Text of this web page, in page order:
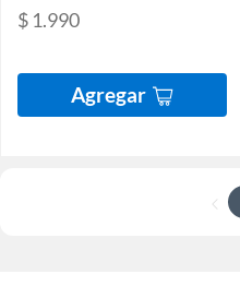
$ 1.990
Agregar